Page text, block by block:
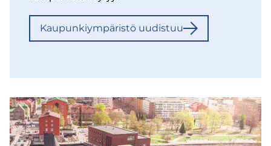
Kau­pun­kiym­pä­ris­tö uu­dis­tuu